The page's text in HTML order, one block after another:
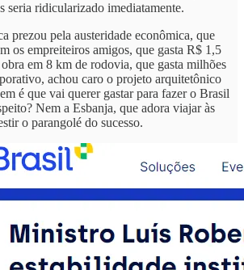
seria ridicularizado imediatamente.
prezou pela austeridade econômica, que
os empreiteiros amigos, que gasta R$ 1,5
em 8 km de rodovia, que gasta milhões
achou caro o projeto arquitetônico
é que vai querer gastar para fazer o Brasil
Nem a Esbanja, que adora viajar às
o parangolé do sucesso.